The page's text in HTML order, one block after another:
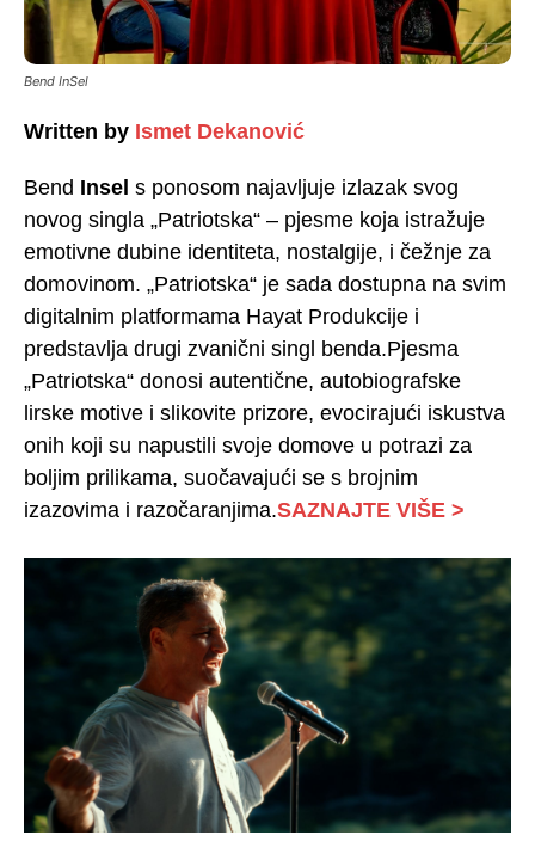
Bend InSel
Written by Ismet Dekanović
Bend Insel s ponosom najavljuje izlazak svog
novog singla „Patriotska“ – pjesme koja istražuje
emotivne dubine identiteta, nostalgije, i čežnje za
domovinom. „Patriotska“ je sada dostupna na svim
digitalnim platformama Hayat Produkcije i
predstavlja drugi zvanični singl benda.Pjesma
„Patriotska“ donosi autentične, autobiografske
lirske motive i slikovite prizore, evocirajući iskustva
onih koji su napustili svoje domove u potrazi za
boljim prilikama, suočavajući se s brojnim
izazovima i razočaranjima.SAZNAJTE VIŠE >